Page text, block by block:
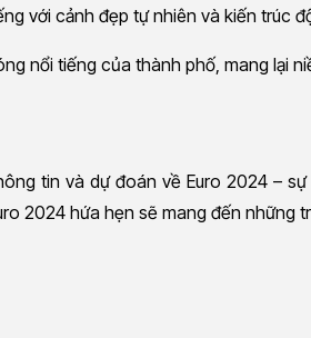
với cảnh đẹp tự nhiên và kiến trúc
nổi tiếng của thành phố, mang lại
tin và dự đoán về Euro 2024 –
2024 hứa hẹn sẽ mang đến những